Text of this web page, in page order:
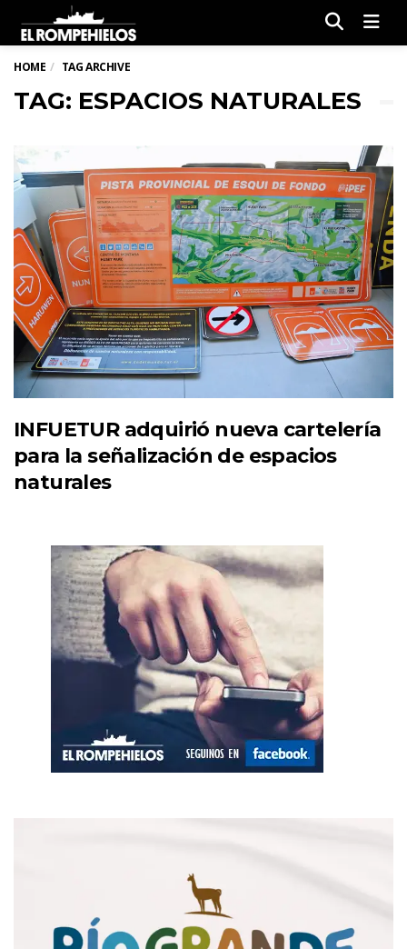
HOME TAG ARCHIVE
TAG: ESPACIOS NATURALES
INFUETUR adquirió nueva cartelería
para la señalización de espacios
naturales